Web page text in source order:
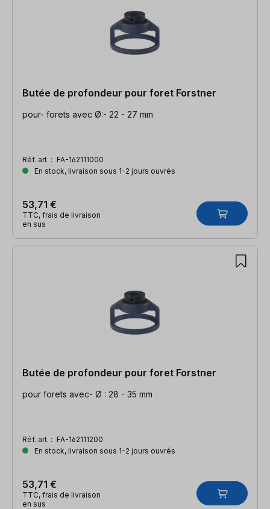
Butée de profondeur pour foret Forstner
pour- forets avec Ø:- 22 - 27 mm
Réf. art. : FA-162111000
En stock, livraison sous 1-2 jours ouvrés
53,71 €
TTC, frais de livraison
en sus
Butée de profondeur pour foret Forstner
pour forets avec- Ø : 28 - 35 mm
Réf. art. : FA-162111200
En stock, livraison sous 1-2 jours ouvrés
53,71 €
TTC, frais de livraison
en sus